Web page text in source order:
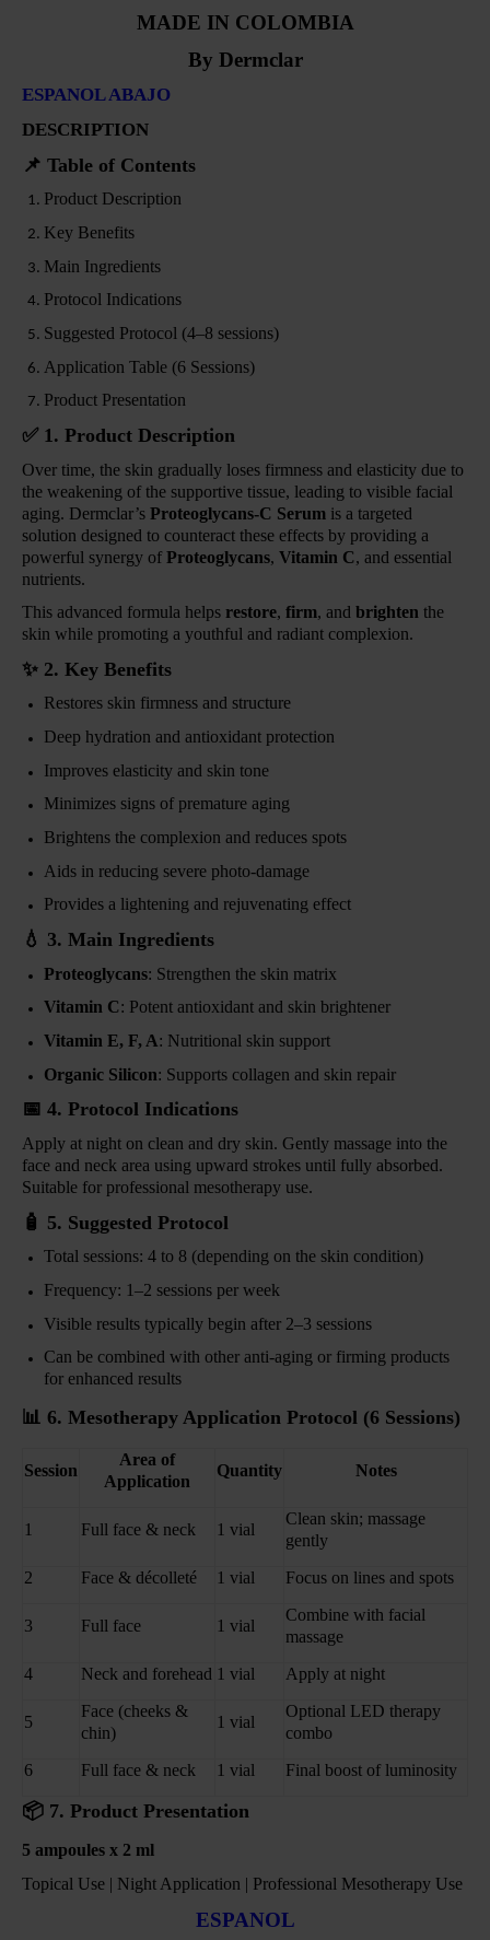
MADE IN COLOMBIA
By Dermclar
ESPANOL ABAJO
DESCRIPTION
📌 Table of Contents
Product Description
Key Benefits
Main Ingredients
Protocol Indications
Suggested Protocol (4–8 sessions)
Application Table (6 Sessions)
Product Presentation
✅ 1. Product Description
Over time, the skin gradually loses firmness and elasticity due to
the weakening of the supportive tissue, leading to visible facial
aging. Dermclar’s Proteoglycans-C Serum is a targeted
solution designed to counteract these effects by providing a
powerful synergy of Proteoglycans, Vitamin C, and essential
nutrients.
This advanced formula helps restore, firm, and brighten the
skin while promoting a youthful and radiant complexion.
✨ 2. Key Benefits
Restores skin firmness and structure
Deep hydration and antioxidant protection
Improves elasticity and skin tone
Minimizes signs of premature aging
Brightens the complexion and reduces spots
Aids in reducing severe photo-damage
Provides a lightening and rejuvenating effect
💧 3. Main Ingredients
Proteoglycans: Strengthen the skin matrix
Vitamin C: Potent antioxidant and skin brightener
Vitamin E, F, A: Nutritional skin support
Organic Silicon: Supports collagen and skin repair
📅 4. Protocol Indications
Apply at night on clean and dry skin. Gently massage into the
face and neck area using upward strokes until fully absorbed.
Suitable for professional mesotherapy use.
🧴 5. Suggested Protocol
Total sessions: 4 to 8 (depending on the skin condition)
Frequency: 1–2 sessions per week
Visible results typically begin after 2–3 sessions
Can be combined with other anti-aging or firming products
for enhanced results
📊 6. Mesotherapy Application Protocol (6 Sessions)
Session
Area of
Application
Quantity Notes
1 Full face & neck 1 vial
Clean skin; massage
gently
2
Face & décolleté 1 vial Focus on lines and spots
3 Full face 1 vial
Combine with facial
massage
4
Neck and forehead 1 vial Apply at night
5
Face (cheeks &
chin)
1 vial
Optional LED therapy
combo
6
Full face & neck 1 vial Final boost of luminosity
📦 7. Product Presentation
5 ampoules x 2 ml
Topical Use | Night Application | Professional Mesotherapy Use
ESPANOL